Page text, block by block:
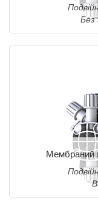
Без
Мембраний